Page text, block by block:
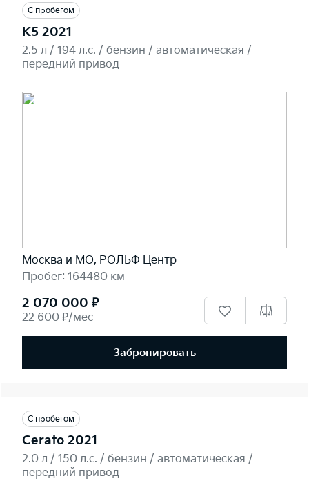
С пробегом
K5 2021
2.5 л / 194 л.c. / бензин / автоматическая /
передний привод
Москва и МО, РОЛЬФ Центр
Пробег: 164480 км
2 070 000 ₽
22 600 ₽/мес
Забронировать
С пробегом
Cerato 2021
2.0 л / 150 л.c. / бензин / автоматическая /
передний привод